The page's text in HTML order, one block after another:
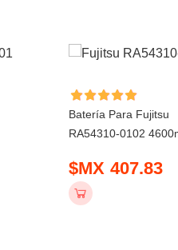
Batería Para Fujitsu
RA54310-0102
$MX 407.83